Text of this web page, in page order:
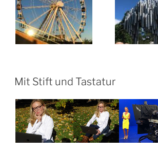
Mit Stift und Tastatur